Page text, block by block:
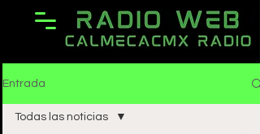
Entrada
Todas las noticias